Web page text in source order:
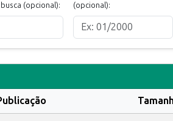
(opcional):
(opcional):